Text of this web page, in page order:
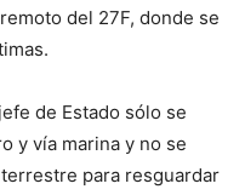
del 27F, donde se
de Estado sólo se
y vía marina y no se
para resguardar